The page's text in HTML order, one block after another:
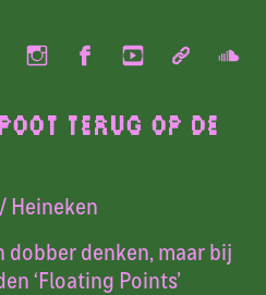
TERUG OP DE
/ Heineken
dobber denken, maar bij
‘Floating Points’